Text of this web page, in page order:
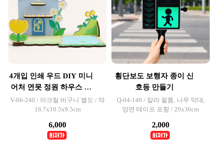
4개입 인쇄 우드 DIY 미니
어처 연못 정원 하우스 만
들기
V-06-240 / 아크릴 바구니 별도 / 약
16.7x10.5x9.5cm
6,000
횡단보도 보행자 종이 신
호등 만들기
Q-04-140 / 칼라 필름, 나무 막대,
양면 테이프 포함 / 20x36cm
2,000